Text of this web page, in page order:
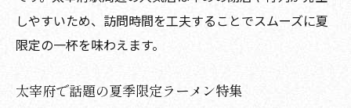
しやすいため、訪問時間を工夫することでスムーズに夏
限定の一杯を味わえます。
太宰府で話題の夏季限定ラーメン特集